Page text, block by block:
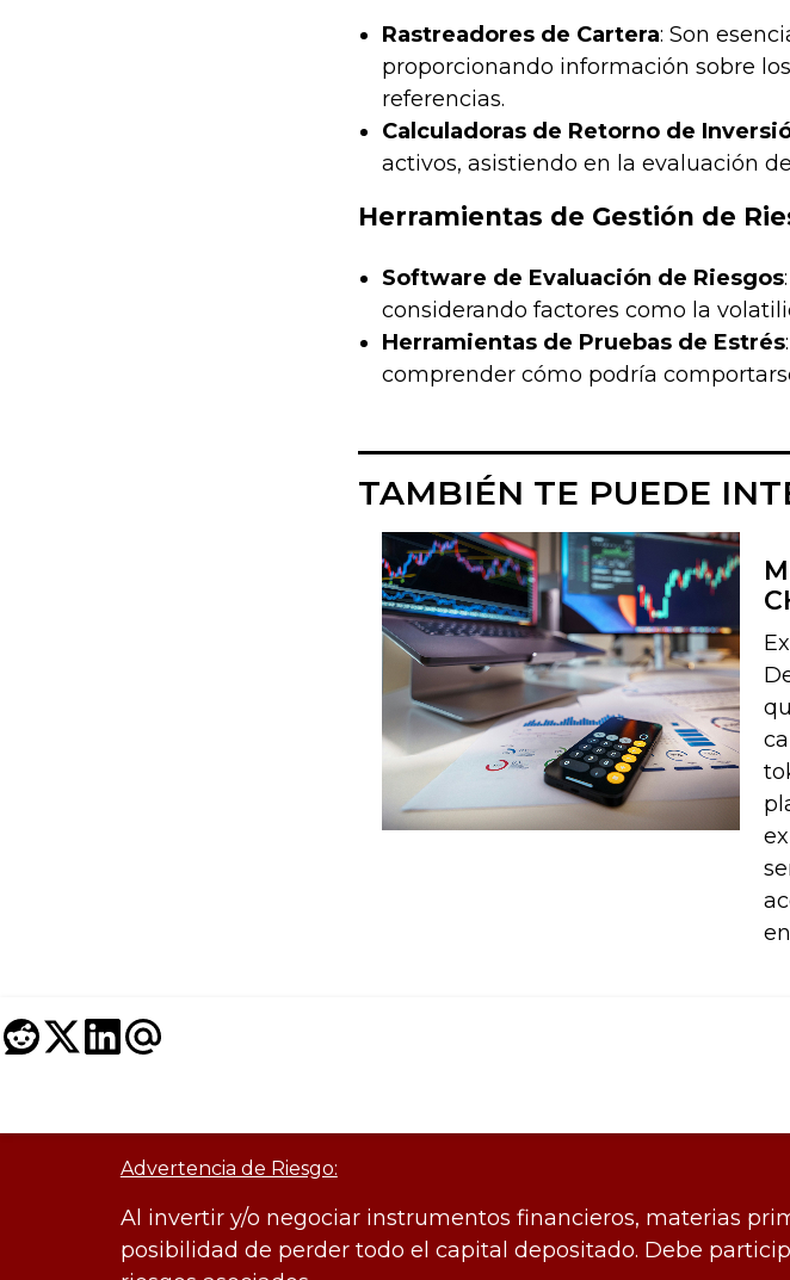
Rastreadores de Cartera: Son
proporcionando información sobre
referencias.
Calculadoras de Retorno de
activos, asistiendo en la evaluación
Herramientas de Gestión de
Software de Evaluación de Riesgos
considerando factores como la
Herramientas de Pruebas de Estrés
comprender cómo podría
TAMBIÉN TE PUEDE
Advertencia de Riesgo:
Al invertir y/o negociar instrumentos financieros, materias
posibilidad de perder todo el capital depositado. Debe